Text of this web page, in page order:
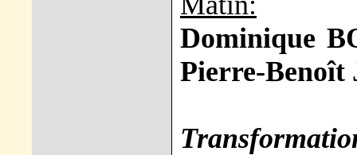
Dominique
Pierre-Benoît